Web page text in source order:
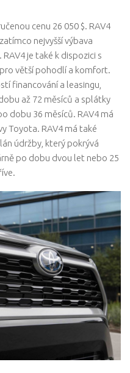
cenu 26 050 $. RAV4
nejvyšší výbava
je také k dispozici s
větší pohodlí a komfort.
financování a leasingu,
až 72 měsíců a splátky
dobu 36 měsíců. RAV4 má
Toyota. RAV4 má také
údržby, který pokrývá
po dobu dvou let nebo 25